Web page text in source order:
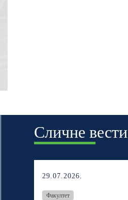
Сличне вести
29.07.2026.
Факултет